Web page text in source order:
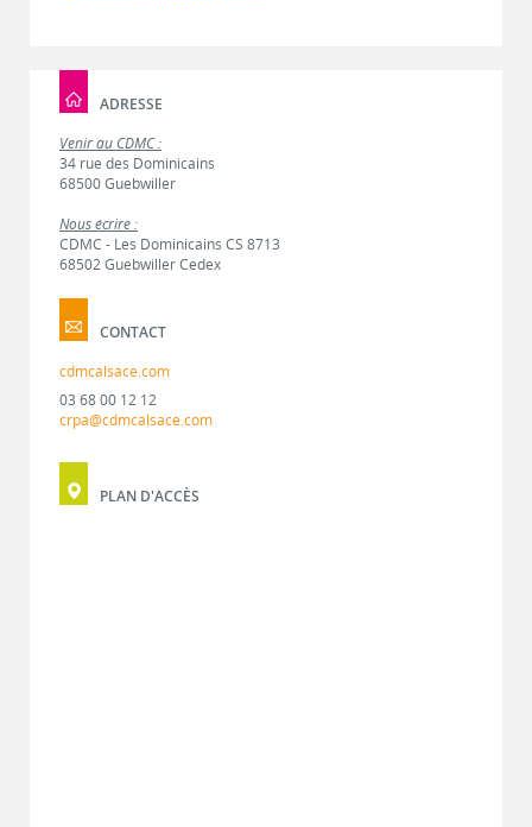
ADRESSE
Venir au CDMC :
34 rue des Dominicains
68500 Guebwiller
Nous écrire :
CDMC - Les Dominicains CS 8713
68502 Guebwiller Cedex
CONTACT
cdmcalsace.com
03 68 00 12 12
crpa@cdmcalsace.com
PLAN D'ACCÈS